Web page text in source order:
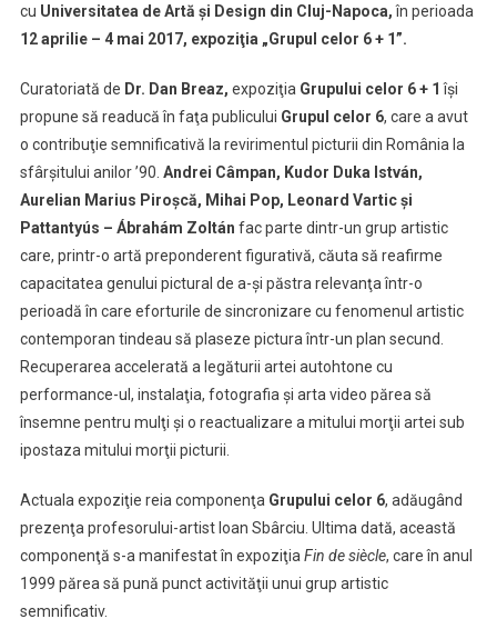
una
din
mai
așteptate
expoziții
la
Cluj
cu Universitatea de Artă şi Design din Cluj-Napoca,în perioada
12 aprilie – 4 mai 2017, expoziţia „Grupul celor 6 + 1”.
Curatoriată de Dr. Dan Breaz, expoziţia Grupului celor 6 + 1 îşi
propune să readucă în faţa publicului Grupul celor 6, care a avut
o contribuţie semnificativă la revirimentul picturii din România la
sfârşitului anilor ’90. Andrei Câmpan, Kudor Duka István,
Aurelian Marius Piroşcă, Mihai Pop, Leonard Vartic şi
Pattantyús – Ábrahám Zoltán fac parte dintr-un grup artistic
care, printr-o artă preponderent figurativă, căuta să reafirme
capacitatea genului pictural de a-şi păstra relevanţa într-o
perioadă în care eforturile de sincronizare cu fenomenul artistic
contemporan tindeau să plaseze pictura într-un plan secund.
Recuperarea accelerată a legăturii artei autohtone cu
performance-ul, instalaţia, fotografia şi arta video părea să
însemne pentru mulţi şi o reactualizare a mitului morţii artei sub
ipostaza mitului morţii picturii.
Actuala expoziţie reia componenţa Grupului celor 6, adăugând
prezenţa profesorului-artist Ioan Sbârciu. Ultima dată, această
componenţă s-a manifestat în expoziţiaFin de siècle, care în anul
1999 părea să pună punct activităţii unui grup artistic
semnificativ.